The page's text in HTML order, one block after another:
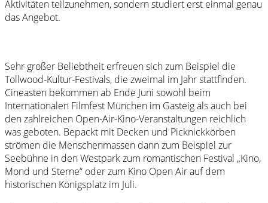
Aktivitäten teilzunehmen, sondern studiert erst einmal genau
das Angebot.
Sehr großer Beliebtheit erfreuen sich zum Beispiel die
Tollwood-Kultur-Festivals, die zweimal im Jahr stattfinden.
Cineasten bekommen ab Ende Juni sowohl beim
Internationalen Filmfest München im Gasteig als auch bei
den zahlreichen Open-Air-Kino-Veranstaltungen reichlich
was geboten. Bepackt mit Decken und Picknickkörben
strömen die Menschenmassen dann zum Beispiel zur
Seebühne in den Westpark zum romantischen Festival „Kino,
Mond und Sterne“ oder zum Kino Open Air auf dem
historischen Königsplatz im Juli.